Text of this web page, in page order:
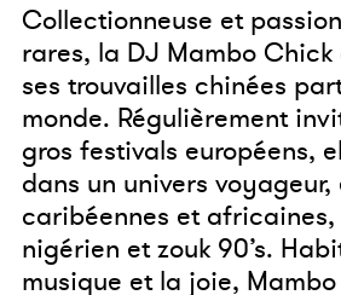
Collectionneuse et
rares, la DJ Mambo
ses trouvailles chinées
monde. Régulièrement
gros festivals européens,
dans un univers
caribéennes et
nigérien et zouk 90’s.
musique et la joie,